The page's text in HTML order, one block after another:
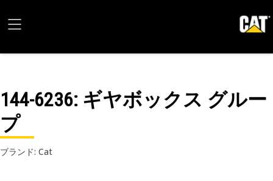
144-6236: ギヤボックス グルー
プ
ブランド: Cat